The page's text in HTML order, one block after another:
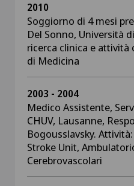
2010
Soggiorno di 4 mesi
Del Sonno, Università
ricerca clinica e attività
di Medicina
2003 - 2004
Medico Assistente,
CHUV, Lausanne,
Bogousslavsky.
Stroke Unit,
Cerebrovascolari